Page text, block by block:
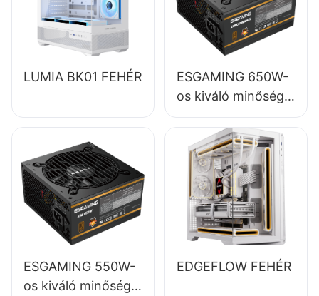
LUMIA BK01 FEHÉR
ESGAMING 650W-
os kiváló minőségű,
85%-os hatásfokú,
teljes modulos, 80+
bronz színű asztali
számítógép
tápegységek
ESB650W
ESGAMING 550W-
os kiváló minőségű,
EDGEFLOW FEHÉR